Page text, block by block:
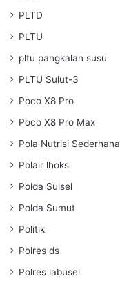
PLTD
PLTU
pltu pangkalan susu
PLTU Sulut-3
Poco X8 Pro
Poco X8 Pro Max
Pola Nutrisi Sederhana
Polair lhoks
Polda Sulsel
Polda Sumut
Politik
Polres ds
Polres labusel